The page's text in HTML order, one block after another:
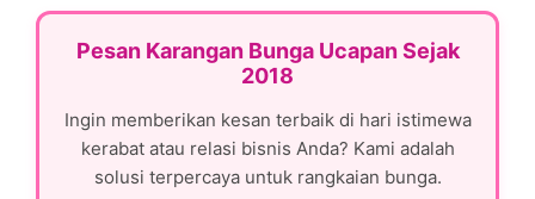
Pesan Karangan Bunga Ucapan Sejak
2018
Ingin memberikan kesan terbaik di hari istimewa
kerabat atau relasi bisnis Anda? Kami adalah
solusi terpercaya untuk rangkaian bunga.